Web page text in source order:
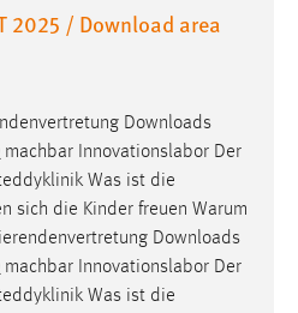
2025 / Download area
Downloads
machbar Innovationslabor Der
Was ist die
sich die Kinder freuen Warum
Downloads
machbar Innovationslabor Der
Was ist die